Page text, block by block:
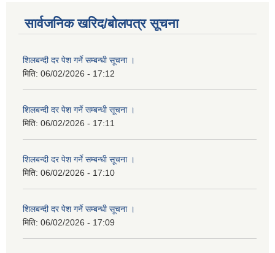
सार्वजनिक खरिद/बोलपत्र सूचना
शिलबन्दी दर पेश गर्ने सम्बन्धी सूचना ।
मिति: 06/02/2026 - 17:12
शिलबन्दी दर पेश गर्ने सम्बन्धी सूचना ।
मिति: 06/02/2026 - 17:11
शिलबन्दी दर पेश गर्ने सम्बन्धी सूचना ।
मिति: 06/02/2026 - 17:10
शिलबन्दी दर पेश गर्ने सम्बन्धी सूचना ।
मिति: 06/02/2026 - 17:09